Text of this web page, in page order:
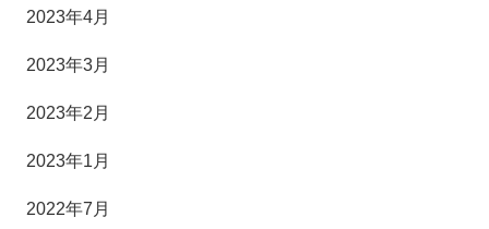
2023年4月
2023年3月
2023年2月
2023年1月
2022年7月